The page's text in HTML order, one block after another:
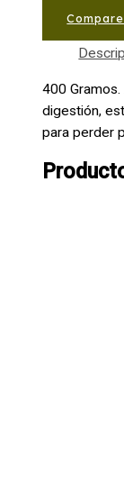
Compare
400
digestión,
para perder